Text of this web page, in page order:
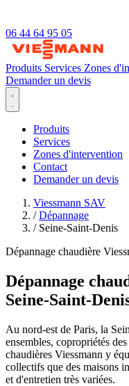
06 44 64 95 05
Produits Services Zones
Demander un devis
Produits
Services
Zones d'intervention
Contact
Demander un devis
Viessmann SAV
/ Dépannage
/ Seine-Saint-Denis
Dépannage chaudière
Dépannage
Seine-Saint-
Au nord-est de Paris, la
ensembles, copropriétés
chaudières Viessmann y
collectifs que des maisons
et d'entretien très variées.